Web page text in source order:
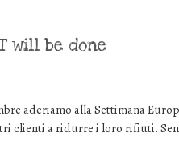
will be done
aderiamo alla Settimana
clienti a ridurre i loro rifiuti.